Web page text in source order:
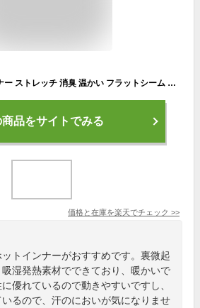
HOOH 鳳凰 ホットインナー ストレッチ 消臭 温かい フラットシーム 裏微起毛 柔らかい 低刺激コットン 作業服 作業着 村上被服 秋冬 mh-485
商品をサイトでみる
価格と在庫を楽天でチェック >>
トインナーがおすすめです。裏微起
湿発熱素材でできており、暖かいで
優れているので動きやすいですし、
るので、汗のにおいが気になりませ